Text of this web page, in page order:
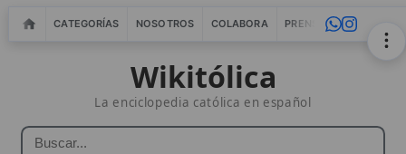
CATEGORÍAS NOSOTROS COLABORA PRENSA WEBMASTERS
Wikitólica
La enciclopedia católica en español